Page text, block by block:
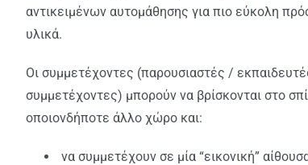
αντικειμένων αυτομάθησης για πιο εύκολη
υλικά.
Οι συμμετέχοντες (παρουσιαστές /
συμμετέχοντες) μπορούν να βρίσκονται στο
οποιονδήποτε άλλο χώρο και:
να συμμετέχουν σε μία “εικονική”